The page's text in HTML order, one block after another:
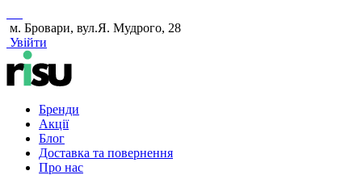
м. Бровари, вул.Я. Мудрого, 28
Увійти
Бренди
Акції
Блог
Доставка та повернення
Про нас